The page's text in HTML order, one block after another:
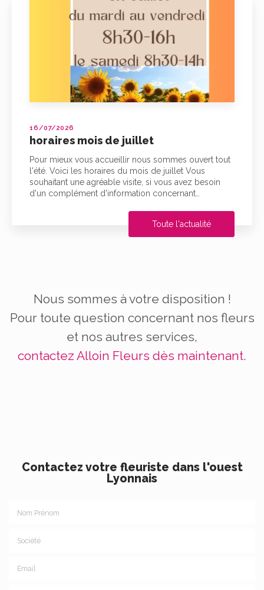
16/07/2026
horaires mois de juillet
Pour mieux vous accueillir nous sommes ouvert tout
l'été. Voici les horaires du mois de juillet Vous
souhaitant une agréable visite, si vous avez besoin
d'un complément d'information concernant…
Toute l'actualité
Nous sommes à votre disposition !
Pour toute question concernant nos fleurs
et nos autres services,
contactez Alloin Fleurs dès maintenant.
Contactez votre fleuriste dans l'ouest
Lyonnais